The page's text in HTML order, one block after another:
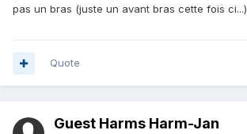
pas un bras (juste un avant bras cette fois ci...)
Quote
Guest Harms Harm-Jan